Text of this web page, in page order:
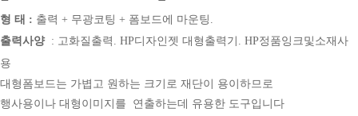
형 태 : 출력 + 무광코팅 + 폼보드에 마운팅
출력사양 : 고화질출력. HP디자인젯 대형출력기. HP정품잉크및소재사
용
대형폼보드는 가볍고 원하는 크기로 재단이 용이하므로
행사용이나 대형이미지를
연출하는데 유용한 도구입니다